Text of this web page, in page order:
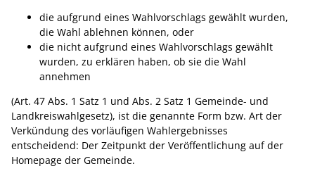
die aufgrund eines Wahlvorschlags gewählt wurden,
die Wahl ablehnen können, oder
die nicht aufgrund eines Wahlvorschlags gewählt
wurden, zu erklären haben, ob sie die Wahl
annehmen
(Art. 47 Abs. 1 Satz 1 und Abs. 2 Satz 1 Gemeinde- und
Landkreiswahlgesetz), ist die genannte Form bzw. Art der
Verkündung des vorläufigen Wahlergebnisses
entscheidend: Der Zeitpunkt der Veröffentlichung auf der
Homepage der Gemeinde.